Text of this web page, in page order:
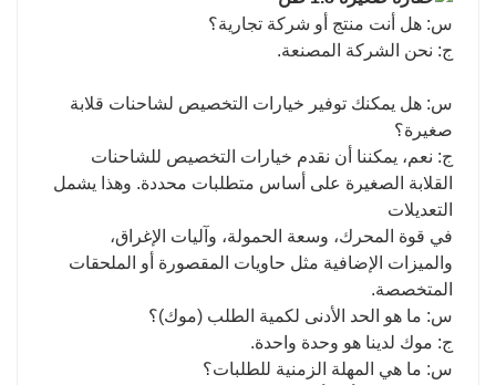
س: هل أنت منتج أو شركة تجارية؟
ج: نحن الشركة المصنعة.
س: هل يمكنك توفير خيارات التخصيص لشاحنات قلابة
صغيرة؟
ج: نعم، يمكننا أن نقدم خيارات التخصيص للشاحنات
القلابة الصغيرة على أساس متطلبات محددة. وهذا يشمل
التعديلات
في قوة المحرك، وسعة الحمولة، وآليات الإغراق،
والميزات الإضافية مثل حاويات المقصورة أو الملحقات
المتخصصة.
س: ما هو الحد الأدنى لكمية الطلب (موك)؟
ج: موك لدينا هو وحدة واحدة.
س: ما هي المهلة الزمنية للطلبات؟